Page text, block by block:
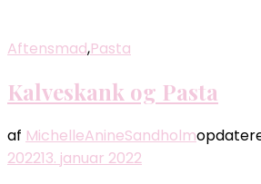
Aftensmad,Pasta
Kalveskank og Pasta
af MichelleAnineSandholm
202213. januar 2022